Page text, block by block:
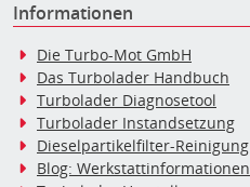
Informationen
Die Turbo-Mot GmbH
Das Turbolader Handbuch
Turbolader Diagnosetool
Turbolader Instandsetzung
Dieselpartikelfilter-Reinigung
Blog: Werkstattinformationen